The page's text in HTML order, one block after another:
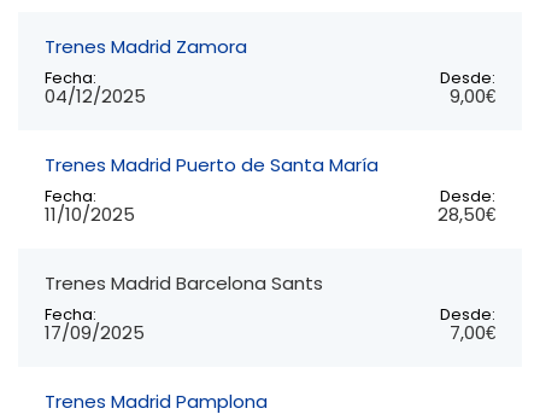
Trenes Madrid Zamora
Fecha:
04/12/2025
Desde:
9,00€
Trenes Madrid Puerto de Santa María
Fecha:
11/10/2025
Desde:
28,50€
Trenes Madrid Barcelona Sants
Fecha:
17/09/2025
Desde:
7,00€
Trenes Madrid Pamplona